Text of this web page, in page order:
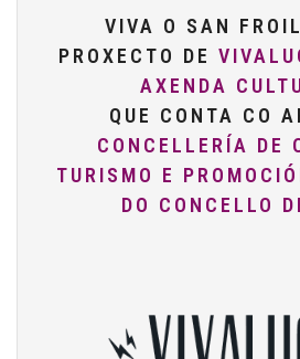
VIVA O SAN
PROXECTO DE
AXENDA
QUE CONTA CO
CONCELLERÍA DE
TURISMO E
DO CONCELLO